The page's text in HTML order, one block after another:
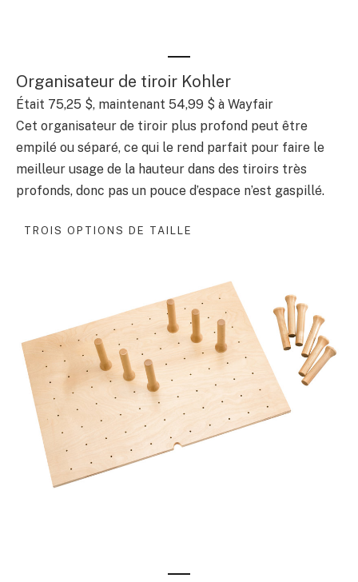
Organisateur de tiroir Kohler
Était 75,25 $, maintenant 54,99 $ à Wayfair
Cet organisateur de tiroir plus profond peut être
empilé ou séparé, ce qui le rend parfait pour faire le
meilleur usage de la hauteur dans des tiroirs très
profonds, donc pas un pouce d’espace n’est gaspillé.
TROIS OPTIONS DE TAILLE